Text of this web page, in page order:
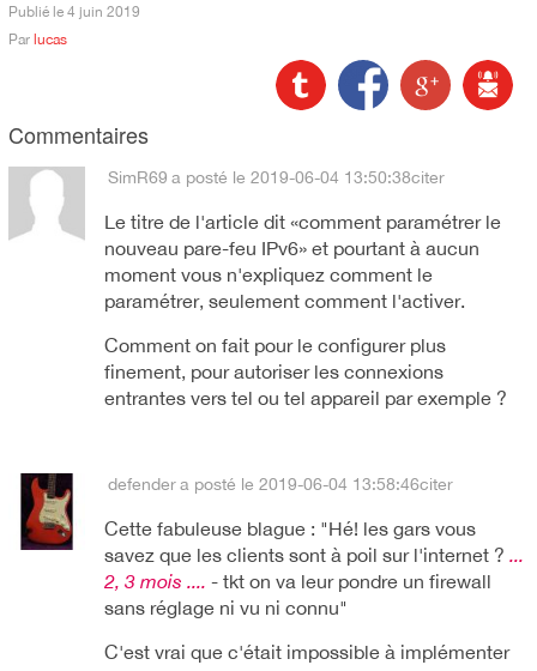
Publié le 4 juin 2019
Par lucas
Commentaires
SimR69 a posté le 2019-06-04 13:50:38citer
Le titre de l'article dit «comment paramétrer le
nouveau pare-feu IPv6» et pourtant à aucun
moment vous n'expliquez comment le
paramétrer, seulement comment l'activer.
Comment on fait pour le configurer plus
finement, pour autoriser les connexions
entrantes vers tel ou tel appareil par exemple ?
defender a posté le 2019-06-04 13:58:46citer
Cette fabuleuse blague : "Hé! les gars vous
savez que les clients sont à poil sur l'internet ? ...
2, 3 mois .... - tkt on va leur pondre un firewall
sans réglage ni vu ni connu"
C'est vrai que c'était impossible à implémenter